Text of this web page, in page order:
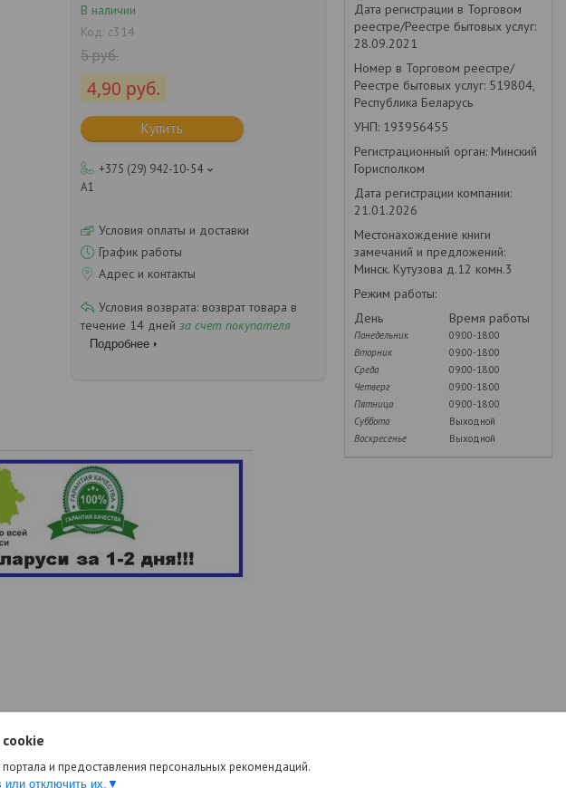
В наличии
Код: с314
5руб.
4,90 руб.
Купить
+375 (29) 942-10-54
А1
Условия оплаты и доставки
График работы
Адрес и контакты
возврат товара в
течение 14 дней за счет покупателя
Подробнее
Дата регистрации в Торговом
реестре/Реестре бытовых услуг:
28.09.2021
Номер в Торговом реестре/
Реестре бытовых услуг: 519804,
Республика Беларусь
УНП: 193956455
Регистрационный орган: Минский
Горисполком
Дата регистрации компании:
21.01.2026
Местонахождение книги
замечаний и предложений:
Минск. Кутузова д.12 комн.3
Режим работы:
День
Время работы
Понедельник
09:00-18:00
Вторник
09:00-18:00
Среда
09:00-18:00
Четверг
09:00-18:00
Пятница
09:00-18:00
Суббота
Выходной
Воскресенье
Выходной
и предоставления персональных рекомендаций.
отключить их.